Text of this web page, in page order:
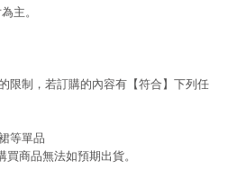
主。
限制，若訂購的內容有【符合】下列任
等單品
商品無法如預期出貨。